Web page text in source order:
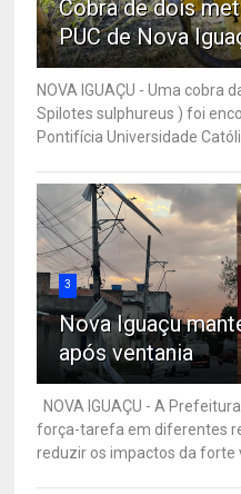
Cobra de dois
PUC de Nova
NOVA IGUAÇU - Uma cobra
Spilotes sulphureus ) foi
Pontifícia Universidade
3
Nova Iguaçu
após ventania
NOVA IGUAÇU - A
força-tarefa em diferentes
reduzir os impactos da forte